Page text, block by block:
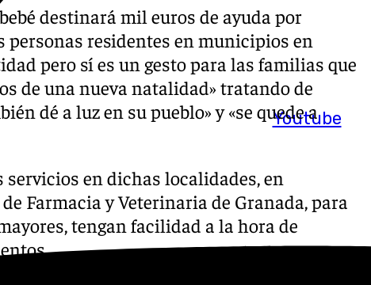
Youtube
destinará mil euros de ayuda por
personas residentes en municipios en
pero sí es un gesto para las familias que
de una nueva natalidad» tratando de
dé a luz en su pueblo» y «se quede a
servicios en dichas localidades, en
Farmacia y Veterinaria de Granada, para
tengan facilidad a la hora de